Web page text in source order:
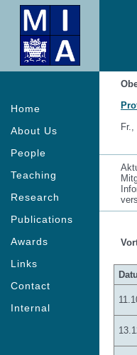
Home
About Us
People
Teaching
Research
Publications
Awards
Links
Contact
Internal